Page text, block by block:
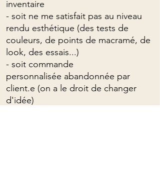
inventaire
- soit ne me satisfait pas au niveau
rendu esthétique (des tests de
couleurs, de points de macramé, de
look, des essais...)
- soit commande
personnalisée abandonnée par
client.e (on a le droit de changer
d'idée)